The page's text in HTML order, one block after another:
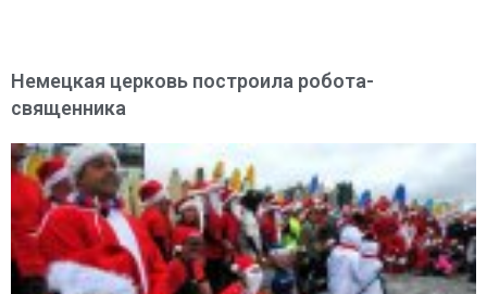
Немецкая церковь построила робота-
священника